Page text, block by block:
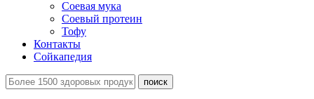
Соевая мука
Соевый протеин
Тофу
Контакты
Сойкапедия
поиск